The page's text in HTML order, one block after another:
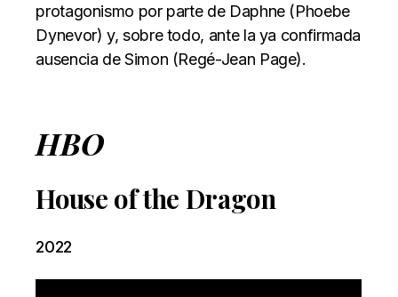
protagonismo por parte de Daphne (Phoebe
Dynevor) y, sobre todo, ante la ya confirmada
ausencia de Simon (Regé-Jean Page).
HBO
House of the Dragon
2022